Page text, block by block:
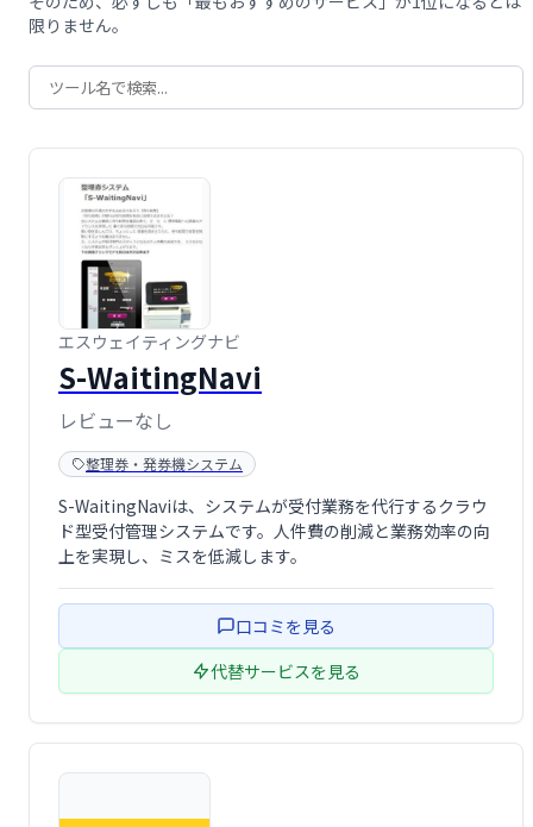
限りません。
エスウェイティングナビ
S-WaitingNavi
レビューなし
整理券・発券機システム
S-WaitingNaviは、システムが受付業務を代行するクラウ
ド型受付管理システムです。人件費の削減と業務効率の向
上を実現し、ミスを低減します。
口コミを見る
代替サービスを見る